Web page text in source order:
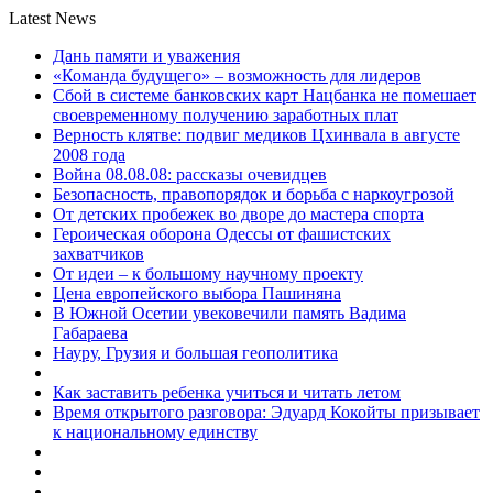
Latest News
Дань памяти и уважения
«Команда будущего» – возможность для лидеров
Сбой в системе банковских карт Нацбанка не помешает
своевременному получению заработных плат
Верность клятве: подвиг медиков Цхинвала в августе
2008 года
Война 08.08.08: рассказы очевидцев
Безопасность, правопорядок и борьба с наркоугрозой
От детских пробежек во дворе до мастера спорта
Героическая оборона Одессы от фашистских
захватчиков
От идеи – к большому научному проекту
Цена европейского выбора Пашиняна
В Южной Осетии увековечили память Вадима
Габараева
Науру, Грузия и большая геополитика
Как заставить ребенка учиться и читать летом
Время открытого разговора: Эдуард Кокойты призывает
к национальному единству